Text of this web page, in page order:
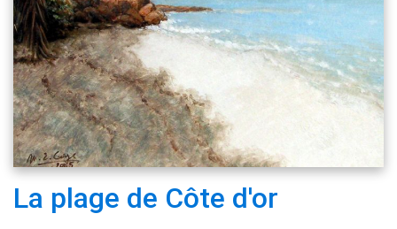
La plage de Côte d'or